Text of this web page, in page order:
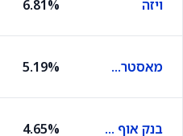
ויזה 6.81%
מאסטרקארד 5.19%
בנק אוף אמריקה 4.65%